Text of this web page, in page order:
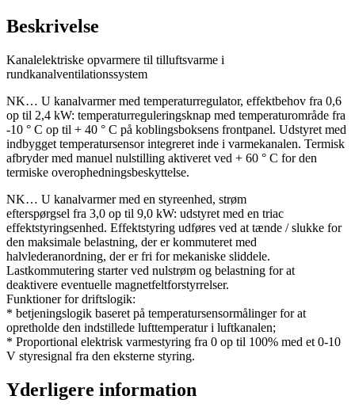
Beskrivelse
Kanalelektriske opvarmere til tilluftsvarme i
rundkanalventilationssystem
NK… U kanalvarmer med temperaturregulator, effektbehov fra 0,6
op til 2,4 kW: temperaturreguleringsknap med temperaturområde fra
-10 ° C op til + 40 ° C på koblingsboksens frontpanel. Udstyret med
indbygget temperatursensor integreret inde i varmekanalen. Termisk
afbryder med manuel nulstilling aktiveret ved + 60 ° C for den
termiske overophedningsbeskyttelse.
NK… U kanalvarmer med en styreenhed, strøm
efterspørgsel fra 3,0 op til 9,0 kW: udstyret med en triac
effektstyringsenhed. Effektstyring udføres ved at tænde / slukke for
den maksimale belastning, der er kommuteret med
halvlederanordning, der er fri for mekaniske sliddele.
Lastkommutering starter ved nulstrøm og belastning for at
deaktivere eventuelle magnetfeltforstyrrelser.
Funktioner for driftslogik:
* betjeningslogik baseret på temperatursensormålinger for at
opretholde den indstillede lufttemperatur i luftkanalen;
* Proportional elektrisk varmestyring fra 0 op til 100% med et 0-10
V styresignal fra den eksterne styring.
Yderligere information